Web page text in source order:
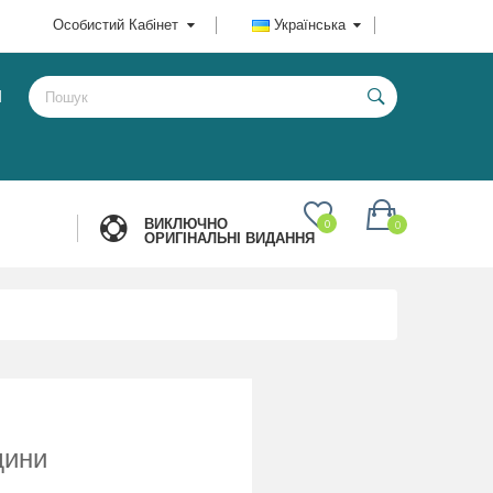
Українська
Особистий Кабінет
ВИКЛЮЧНО
ОРИГІНАЛЬНІ ВИДАННЯ
0
0